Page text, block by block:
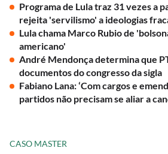
Programa de Lula traz 31 vezes a
rejeita 'servilismo' a ideologias
Lula chama Marco Rubio de
americano'
André Mendonça determina que
documentos do congresso da sigla
Fabiano Lana: ‘Com cargos e
partidos não precisam se aliar a
CASO MASTER